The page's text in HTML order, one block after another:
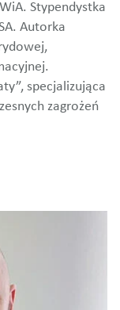
Stypendystka
Autorka
specjalizująca
zagrożeń